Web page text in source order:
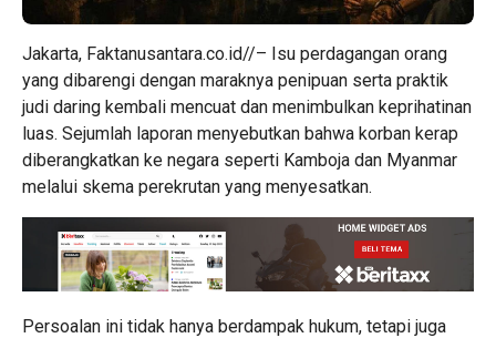
Jakarta, Faktanusantara.co.id//– Isu perdagangan orang
yang dibarengi dengan maraknya penipuan serta praktik
judi daring kembali mencuat dan menimbulkan keprihatinan
luas. Sejumlah laporan menyebutkan bahwa korban kerap
diberangkatkan ke negara seperti Kamboja dan Myanmar
melalui skema perekrutan yang menyesatkan.
Persoalan ini tidak hanya berdampak hukum, tetapi juga